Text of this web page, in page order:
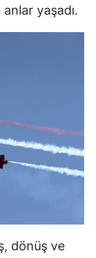
Niğde
yaşadı.
dönüş ve